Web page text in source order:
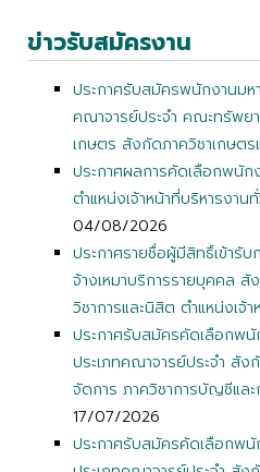
ข่าวรับสมัครงาน
ประกาศรับสมัครพนักงานมห
คณาจารย์ประจำ คณะทรัพย
เกษตร สังกัดภาควิชาเกษตร
ประกาศผลการคัดเลือกพนัก
ตำแหน่งเจ้าหน้าที่บริหารงาน
04/08/2026
ประกาศรายชื่อผู้มีสิทธิ์เข้ารั
จ้างเหมาบริการรายบุคคล
วิชาการและนิสิต ตำแหน่งเจ้
ประกาศรับสมัครคัดเลือกพนั
ประเภทคณาจารย์ประจำ สั
จัดการ ภาควิชาการบัญชีและ
17/07/2026
ประกาศรับสมัครคัดเลือกพนั